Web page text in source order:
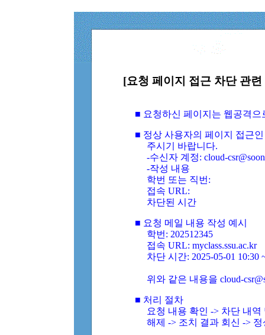
[요청 페이지 접근 차단 관
■ 요청하신 페이지는 웹공격
■ 정상 사용자의 페이지 접근
주시기 바랍니다.
-수신자 계정: cloud-
-작성 내용
학번 또는 직번:
접속 URL:
차단된 시간
■ 요청 메일 내용 작성 예시
학번: 202512345
접속 URL: myclass.ssu.ac.kr
차단 시간: 2025-05-01 10:30
위와 같은 내용을 cloud-
■ 처리 절차
요청 내용 확인 -> 차단 내
해제 -> 조치 결과 회신 ->